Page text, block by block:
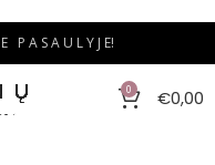
P A S A U L Y J E!
0 €0,00